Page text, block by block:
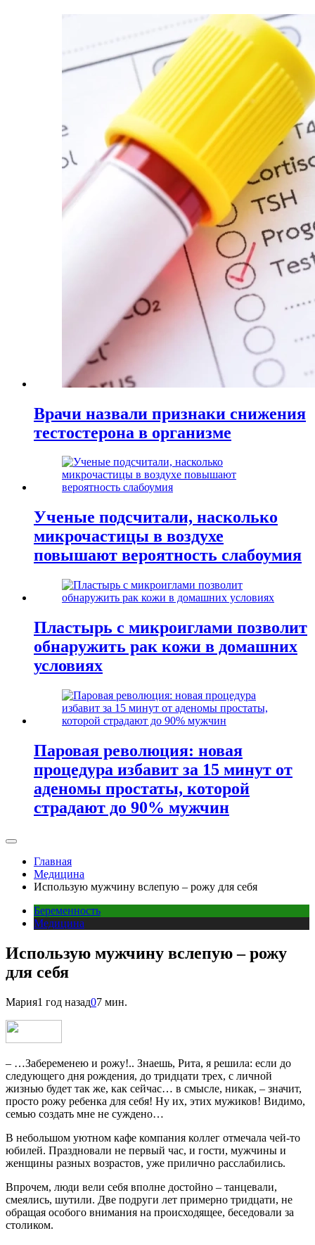
Врачи назвали признаки снижения
тестостерона в организме
Ученые подсчитали, насколько
микрочастицы в воздухе
повышают вероятность слабоумия
Пластырь с микроиглами позволит
обнаружить рак кожи в домашних
условиях
Паровая революция: новая
процедура избавит за 15 минут от
аденомы простаты, которой
страдают до 90% мужчин
Главная
Медицина
Использую мужчину вслепую – рожу для себя
Беременность
Медицина
Использую мужчину вслепую – рожу
для себя
Мария1 год назад07 мин.
– …Забеременею и рожу!.. Знаешь, Рита, я решила: если до
следующего дня рождения, до тридцати трех, с личной
жизнью будет так же, как сейчас… в смысле, никак, – значит,
просто рожу ребенка для себя! Ну их, этих мужиков! Видимо,
семью создать мне не суждено…
В небольшом уютном кафе компания коллег отмечала чей-то
юбилей. Праздновали не первый час, и гости, мужчины и
женщины разных возрастов, уже прилично расслабились.
Впрочем, люди вели себя вполне достойно – танцевали,
смеялись, шутили. Две подруги лет примерно тридцати, не
обращая особого внимания на происходящее, беседовали за
столиком.